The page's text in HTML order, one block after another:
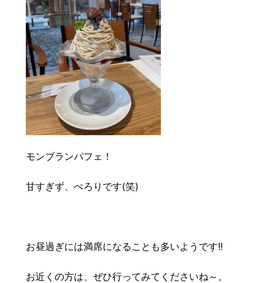
モンブランパフェ！
甘すぎず、ぺろりです(笑)
お昼過ぎには満席になることも多いようです!!
お近くの方は、ぜひ行ってみてくださいね～。